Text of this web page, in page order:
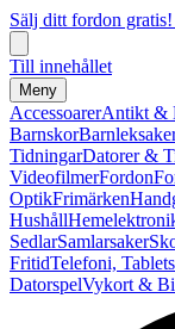
Sälj ditt fordon
Till innehållet
Meny
AccessoarerAntikt &
Barnskor
TidningarDatorer &
VideofilmerFordon
OptikFrimärken
Hushåll
SedlarSamlarsaker
FritidTelefoni,
DatorspelVykort &